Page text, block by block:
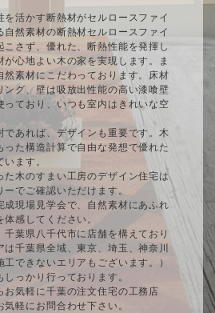
活かす断熱材がセルロースファイ
然素材の断熱材セルロースファイ
さず、優れた、断熱性能を発揮し
が心地よい木の家を実現します。ま
然素材にこだわっております。床材
ング、壁は吸放出性能の高い漆喰壁
っており、いつも室内はきれいな空
であれば、デザインも重要です。木
た構造計算で自由な発想で優れた
ます。
た木のすまい工房のデザイン住宅は
でご確認いただけます。
成現場見学会で、自然素材にあふれ
感してください。
千葉県八千代市に店舗を構えており
は千葉県全域、東京、埼玉、神奈川
できないエリアもございます。）
っかり行っております。
お気軽に千葉の注文住宅の工務店
気軽にお問合わせ下さい。